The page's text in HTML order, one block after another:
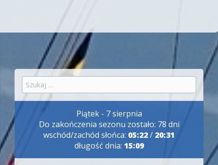
Szukaj:
Piątek - 7 sierpnia
Do zakończenia sezonu zostało: 78 dni
wschód/zachód słońca: 05:22/ 20:31
długość dnia: 15:09